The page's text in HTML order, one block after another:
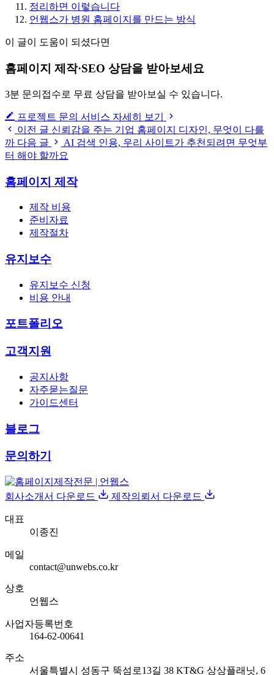
정리하면 이렇습니다
언웹스가 병원 홈페이지를 만드는 방식
이 글이 도움이 되셨다면
홈페이지 제작·SEO 상담을 받아보세요
3분 문의접수로 무료 상담을 받아보실 수 있습니다.
프로젝트 문의 서비스 자세히 보기
이전 글 신뢰감을 주는 기업 홈페이지 디자인, 무엇이 다를
까 다음 글
AI 검색 인용, 우리 사이트가 추천되려면 무엇부
터 해야 할까요
홈페이지 제작
제작 비용
준비자료
제작절차
유지보수
유지보수 신청
비용 안내
포트폴리오
고객지원
공지사항
자주묻는질문
가이드센터
블로그
문의하기
회사소개서 다운로드 제작의뢰서 다운로드
대표
이종진
메일
contact@unwebs.co.kr
상호
언웹스
사업자등록번호
164-62-00641
주소
서울특별시 성동구 뚝섬로13길 38 KT&G 상상플래닛, 6